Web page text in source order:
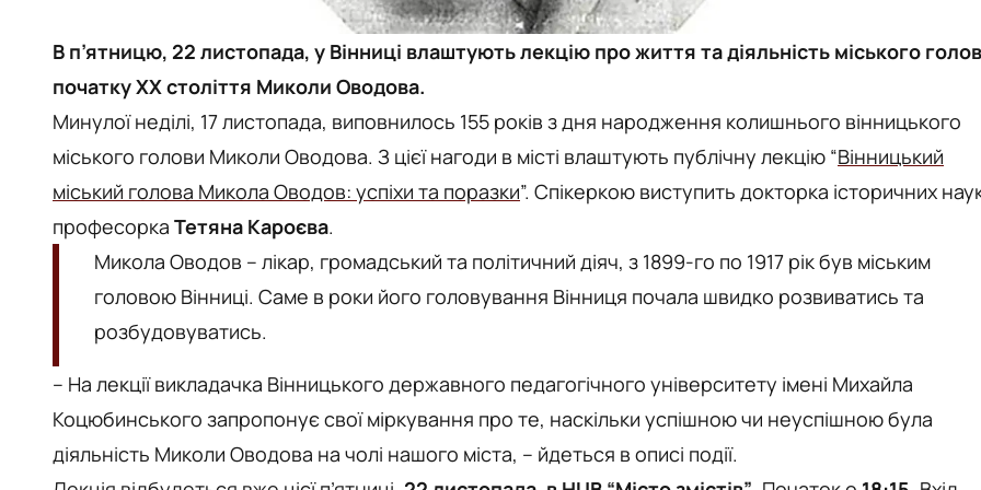
В п’ятницю, 22 листопада, у Вінниці влаштують лекцію про життя та діяльність міського
початку ХХ століття Миколи Оводова.
Минулої неділі, 17 листопада, виповнилось 155 років з дня народження колишнього вінницького
міського голови Миколи Оводова. З цієї нагоди в місті влаштують публічну лекцію “Вінницький
міський голова Микола Оводов: успіхи та поразки”. Спікеркою виступить докторка історичних
професорка Тетяна Кароєва.
Микола Оводов – лікар, громадський та політичний діяч, з 1899-го по 1917 рік був міським
головою Вінниці. Саме в роки його головування Вінниця почала швидко розвиватись та
розбудовуватись.
– На лекції викладачка Вінницького державного педагогічного університету імені Михайла
Коцюбинського запропонує свої міркування про те, наскільки успішною чи неуспішною була
діяльність Миколи Оводова на чолі нашого міста, – йдеться в описі події.